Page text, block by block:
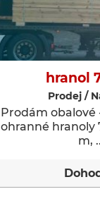
hranol
Prodej /
Prodám obalové
ohranné hranoly
m,